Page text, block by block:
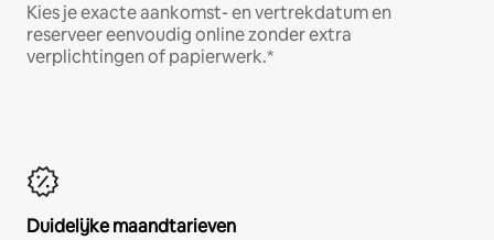
Kies je exacte aankomst- en vertrekdatum en
reserveer eenvoudig online zonder extra
verplichtingen of papierwerk.*
Duidelijke maandtarieven